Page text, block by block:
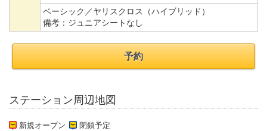
ベーシック／ヤリスクロス（ハイブリッド）
備考： ジュニアシートなし
予約
ステーション周辺地図
新規オープン 閉鎖予定